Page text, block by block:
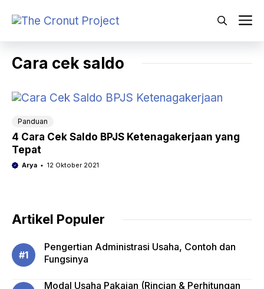
Cara cek saldo
Panduan
4 Cara Cek Saldo BPJS Ketenagakerjaan yang
Tepat
Arya 12 Oktober 2021
Artikel Populer
Pengertian Administrasi Usaha, Contoh dan
Fungsinya
Modal Usaha Pakaian (Rincian & Perhitungan